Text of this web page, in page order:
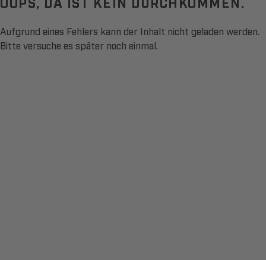
Aufgrund eines Fehlers kann der Inhalt nicht geladen werden.
Bitte versuche es später noch einmal.